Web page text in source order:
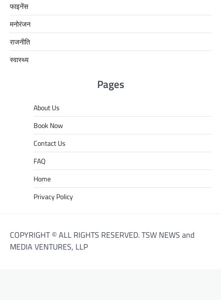
फाइनेंस
मनोरंजन
राजनीति
स्वास्थ्य
Pages
About Us
Book Now
Contact Us
FAQ
Home
Privacy Policy
COPYRIGHT © ALL RIGHTS RESERVED. TSW NEWS and
MEDIA VENTURES, LLP